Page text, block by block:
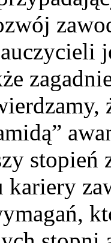
stopień
kariery